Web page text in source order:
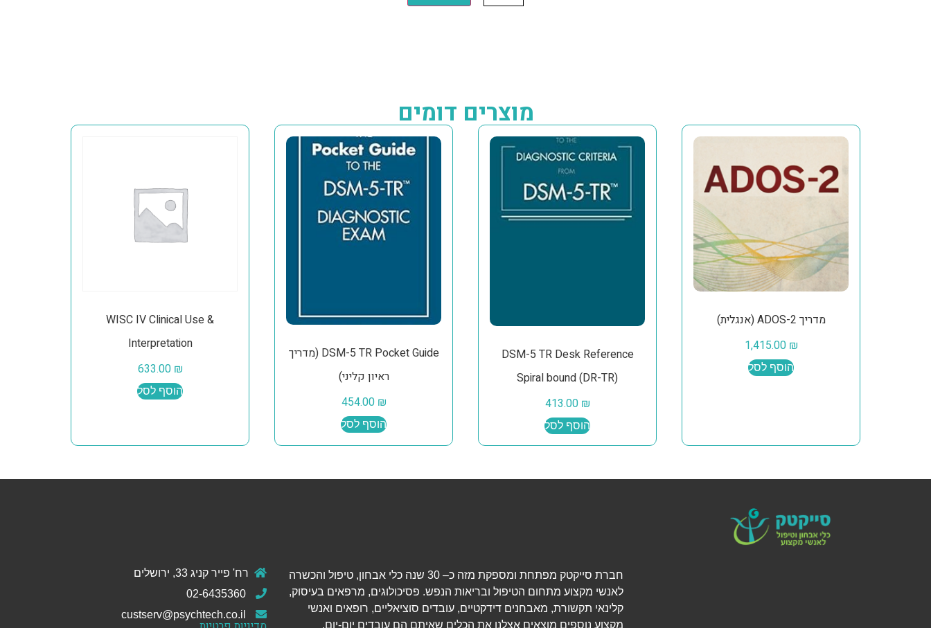
מוצרים דומים
מדריך ADOS-2 (אנגלית)
1,415.00 ₪
הוסף לסל
DSM-5 TR Desk Reference
Spiral bound (DR-TR)
413.00 ₪
הוסף לסל
DSM-5 TR Pocket Guide (מדריך
ראיון קליני)
454.00 ₪
הוסף לסל
WISC IV Clinical Use &
Interpretation
633.00 ₪
הוסף לסל
רח' פייר קניג 33, ירושלים
חברת סייקטק מפתחת ומספקת מזה כ– 30 שנה כלי אבחון, טיפול והכשרה
לאנשי מקצוע מתחום הטיפול ובריאות הנפש. פסיכולוגים, מרפאים בעיסוק,
קלינאי תקשורת, מאבחנים דידקטיים, עובדים סוציאליים, רופאים ואנשי
מקצוע נוספים מוצאים אצלנו את הכלים שאיתם הם עובדים יום-יום.